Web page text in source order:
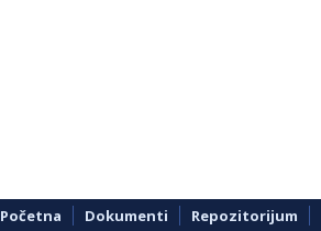
Početna Dokumenti Repozitorijum